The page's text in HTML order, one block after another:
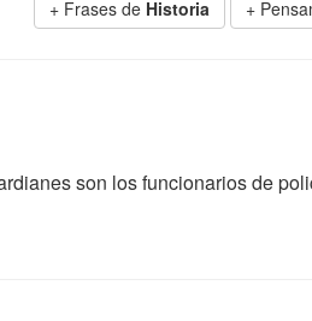
+ Frases de Historia +
son los funcionarios de